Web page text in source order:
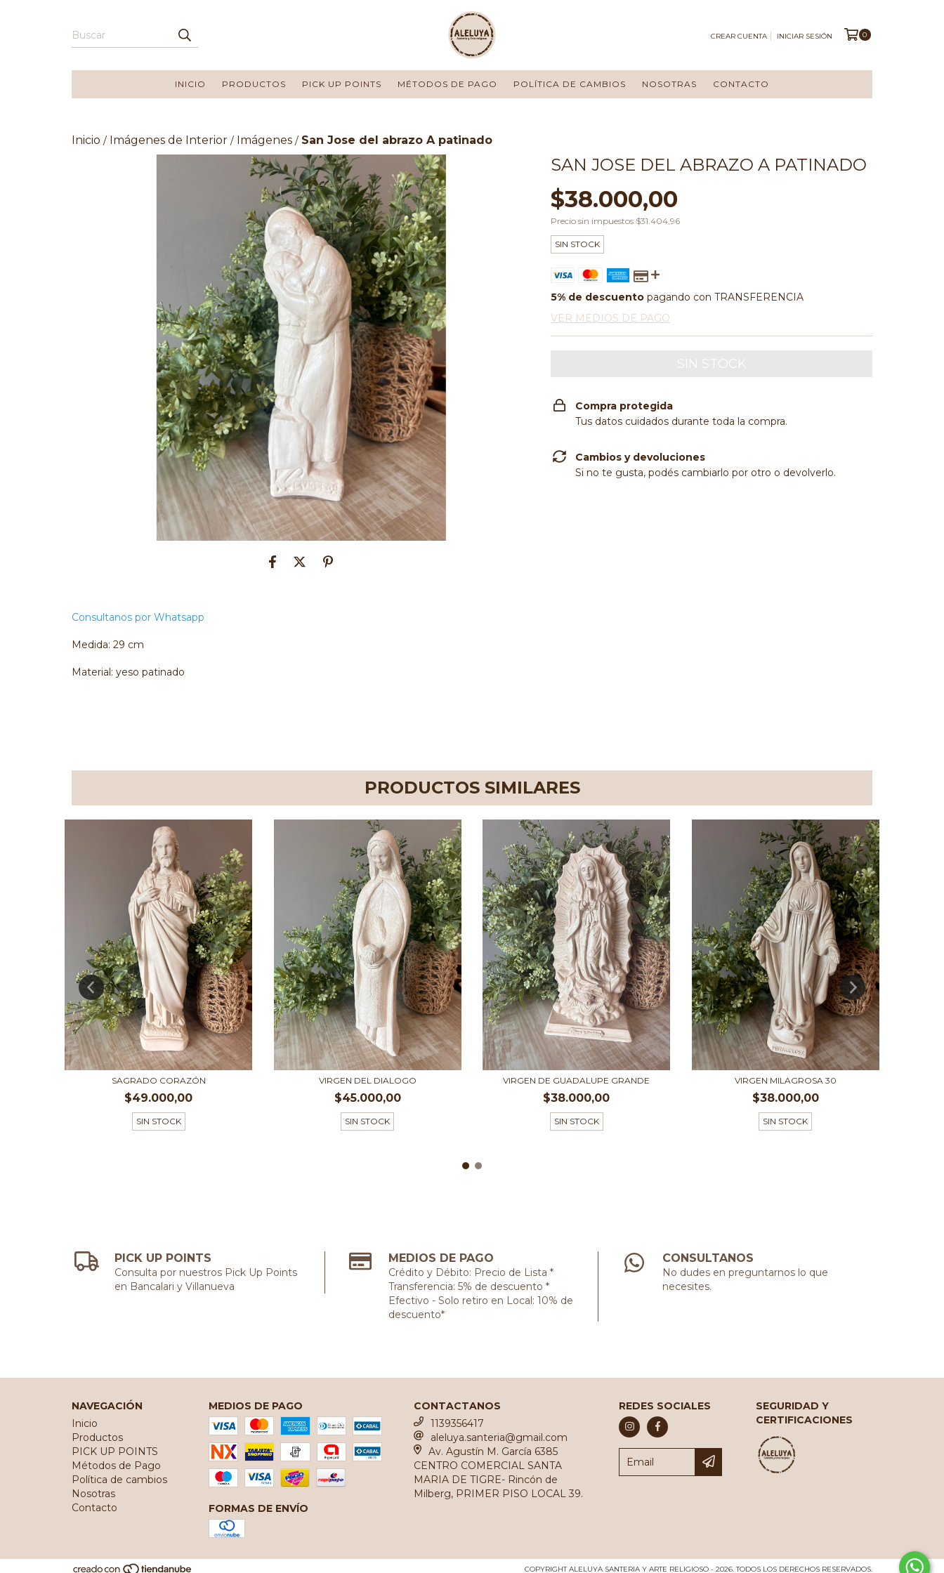
CREAR CUENTA INICIAR SESIÓN 0
INICIO PRODUCTOS PICK UP POINTS MÉTODOS DE PAGO POLÍTICA DE CAMBIOS NOSOTRAS CONTACTO
Inicio / Imágenes de Interior / Imágenes / San Jose del abrazo A patinado
Consultanos por Whatsapp
Medida: 29 cm
Material: yeso patinado
SAN JOSE DEL ABRAZO A PATINADO
$38.000,00
Precio sin impuestos $31.404,96
SIN STOCK
5% de descuento pagando con TRANSFERENCIA
VER MEDIOS DE PAGO
Compra protegida
Tus datos cuidados durante toda la compra.
Cambios y devoluciones
Si no te gusta, podés cambiarlo por otro o devolverlo.
PRODUCTOS SIMILARES
SAGRADO CORAZÓN
$49.000,00
SIN STOCK
VIRGEN DEL DIALOGO
$45.000,00
SIN STOCK
VIRGEN DE GUADALUPE GRANDE
$38.000,00
SIN STOCK
VIRGEN MILAGROSA 30
$38.000,00
SIN STOCK
PICK UP POINTS
Consulta por nuestros Pick Up Points
en Bancalari y Villanueva
MEDIOS DE PAGO
Crédito y Débito: Precio de Lista *
Transferencia: 5% de descuento *
Efectivo - Solo retiro en Local: 10% de
descuento*
CONSULTANOS
No dudes en preguntarnos lo que
necesites.
NAVEGACIÓN
Inicio
Productos
PICK UP POINTS
Métodos de Pago
Política de cambios
Nosotras
Contacto
MEDIOS DE PAGO
FORMAS DE ENVÍO
CONTACTANOS
1139356417
aleluya.santeria@gmail.com
Av. Agustín M. García 6385
CENTRO COMERCIAL SANTA
MARIA DE TIGRE- Rincón de
Milberg, PRIMER PISO LOCAL 39.
REDES SOCIALES
SEGURIDAD Y
CERTIFICACIONES
COPYRIGHT ALELUYA SANTERIA Y ARTE RELIGIOSO - 2026. TODOS LOS DERECHOS RESERVADOS.